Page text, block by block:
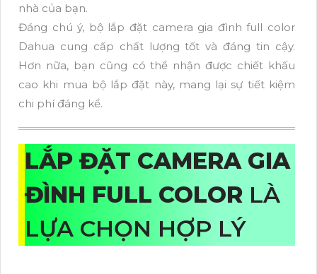
nhà của bạn.
Đáng chú ý, bộ lắp đặt camera gia đình full color
Dahua cung cấp chất lượng tốt và đáng tin cậy.
Hơn nữa, bạn cũng có thể nhận được chiết khấu
cao khi mua bộ lắp đặt này, mang lại sự tiết kiệm
chi phí đáng kể.
LẮP ĐẶT CAMERA GIA
ĐÌNH FULL COLOR LÀ
LỰA CHỌN HỢP LÝ